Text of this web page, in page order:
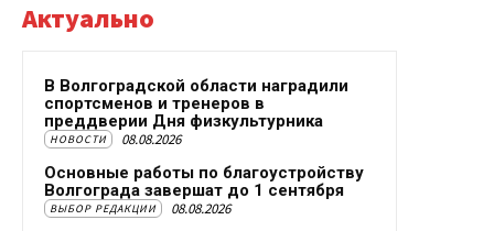
Актуально
В Волгоградской области наградили
спортсменов и тренеров в
преддверии Дня физкультурника
НОВОСТИ 08.08.2026
Основные работы по благоустройству
Волгограда завершат до 1 сентября
ВЫБОР РЕДАКЦИИ 08.08.2026